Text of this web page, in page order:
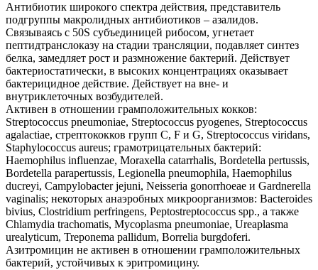
Антибиотик широкого спектра действия, представитель
подгруппы макролидных антибиотиков – азалидов.
Связываясь с 50S субъединицей рибосом, угнетает
пептидтранслоказу на стадии трансляции, подавляет синтез
белка, замедляет рост и размножение бактерий. Действует
бактериостатически, в высоких концентрациях оказывает
бактерицидное действие. Действует на вне- и
внутриклеточных возбудителей.
Активен в отношении грамположительных кокков:
Streptococcus pneumoniae, Streptococcus pyogenes, Streptococcus
agalactiae, стрептококков групп C, F и G, Streptococcus viridans,
Staphylococcus aureus; грамотрицательных бактерий:
Haemophilus influenzae, Moraxella catarrhalis, Bordetella pertussis,
Bordetella parapertussis, Legionella pneumophila, Haemophilus
ducreyi, Campylobacter jejuni, Neisseria gonorrhoeae и Gardnerella
vaginalis; некоторых анаэробных микроорганизмов: Bacteroides
bivius, Clostridium perfringens, Peptostreptococcus spp., а также
Chlamydia trachomatis, Mycoplasma pneumoniae, Ureaplasma
urealyticum, Treponema pallidum, Borrelia burgdoferi.
Азитромицин не активен в отношении грамположительных
бактерий, устойчивых к эритромицину.